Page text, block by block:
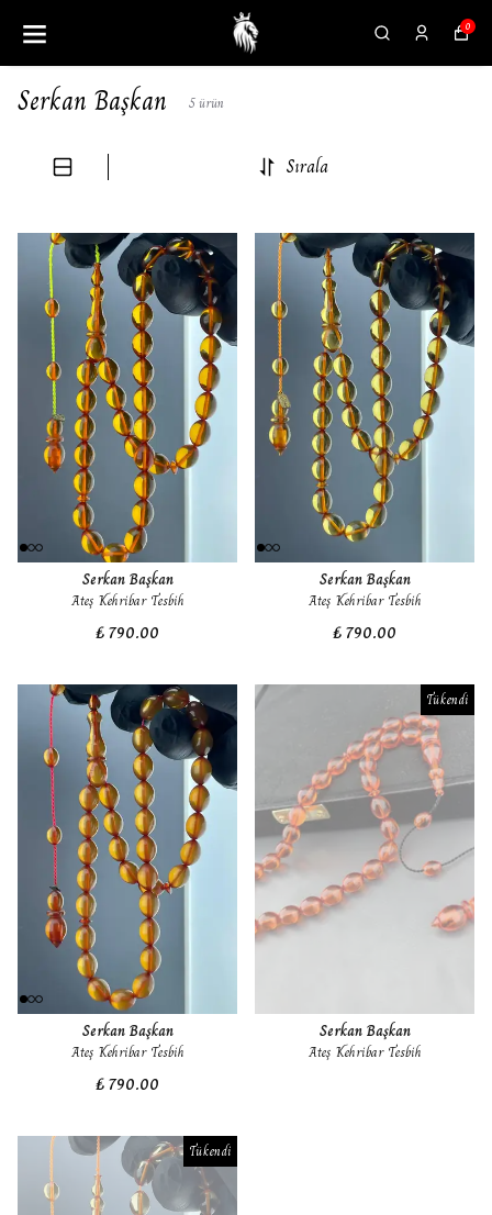
0
Serkan Başkan 5ürün
Sırala
Serkan Başkan
Ateş Kehribar Tesbih
₺ 790.00
Serkan Başkan
Ateş Kehribar Tesbih
₺ 790.00
Serkan Başkan
Ateş Kehribar Tesbih
₺ 790.00
Tükendi
Serkan Başkan
Ateş Kehribar Tesbih
Tükendi